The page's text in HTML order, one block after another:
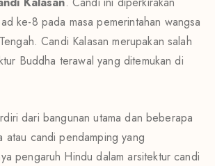
ke-8 pada masa pemerintahan wangsa
Candi Kalasan merupakan salah
Buddha terawal yang ditemukan di
dari bangunan utama dan beberapa
atau candi pendamping yang
pengaruh Hindu dalam arsitektur candi